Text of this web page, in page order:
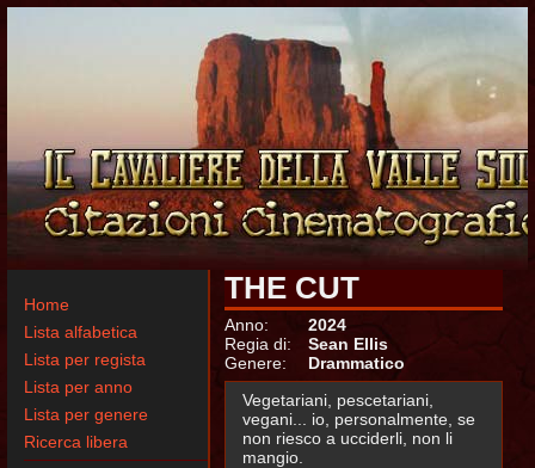
Home
Lista alfabetica
Lista per regista
Lista per anno
Lista per genere
Ricerca libera
THE CUT
Anno:
2024
Regia di:
Sean Ellis
Genere:
Drammatico
Vegetariani, pescetariani,
vegani... io, personalmente, se
non riesco a ucciderli, non li
mangio.